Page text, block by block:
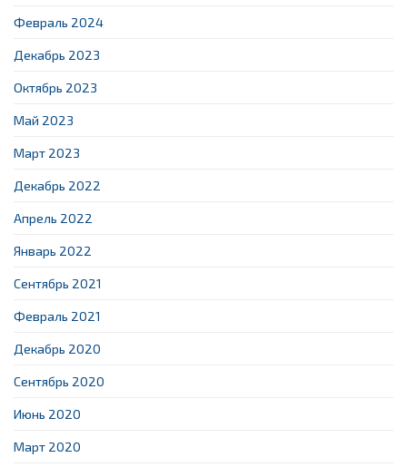
Февраль 2024
Декабрь 2023
Октябрь 2023
Май 2023
Март 2023
Декабрь 2022
Апрель 2022
Январь 2022
Сентябрь 2021
Февраль 2021
Декабрь 2020
Сентябрь 2020
Июнь 2020
Март 2020